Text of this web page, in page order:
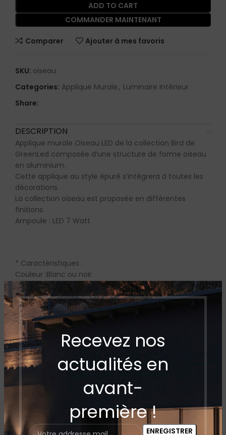
Recevez nos
actualités en
avant-
première !
ADD TO CART
COMMANDER MAINTENANT
Comparer Ajouter à mes favoris
SKU: oiseau
Categories: Applique Murale, Luminaire Intérieur
Share:
DESCRIPTION
Applique murale Oiseau LED de la collection Bird de
GreenLed composée d’une structure de forme oiseau
en aluminium.
Cette applique au style épuré s’intégrera à toutes les
décorations.
La collection oiseau est proposée en différentes
finitions.
Ampoule : LED 7 Watt
* Caractéristiques :
Couleur :Blanc ou noir
Référence : oiseau-nb
Univers :Intérieur
Installation :A fixer au mur
Source :Ampoule fournie
Nombre de lumières :1
Eclairage :Fonctionnel
Indice de protection :20
Classe :1
Poids :0.55 kg
Matière du diffuseur : polycarbonate
Matiere de la structure :aluminium
Dimensions : 25 x 15 x 18 cm